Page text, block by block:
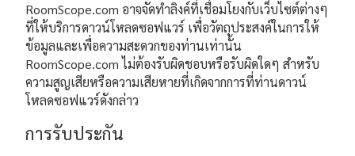
RoomScope.com อาจจัดทำลิงค์ที่เชื่อมโยงกับเว็บไซต์ต่างๆ
ที่ให้บริการดาวน์โหลดซอฟแวร์ เพื่อวัตถุประสงค์ในการให้
ข้อมูลและเพื่อความสะดวกของท่านเท่านั้น
RoomScope.com ไม่ต้องรับผิดชอบหรือรับผิดใดๆ สำหรับ
ความสูญเสียหรือความเสียหายที่เกิดจากการที่ท่านดาวน์
โหลดซอฟแวร์ดังกล่าว
การรับประกัน